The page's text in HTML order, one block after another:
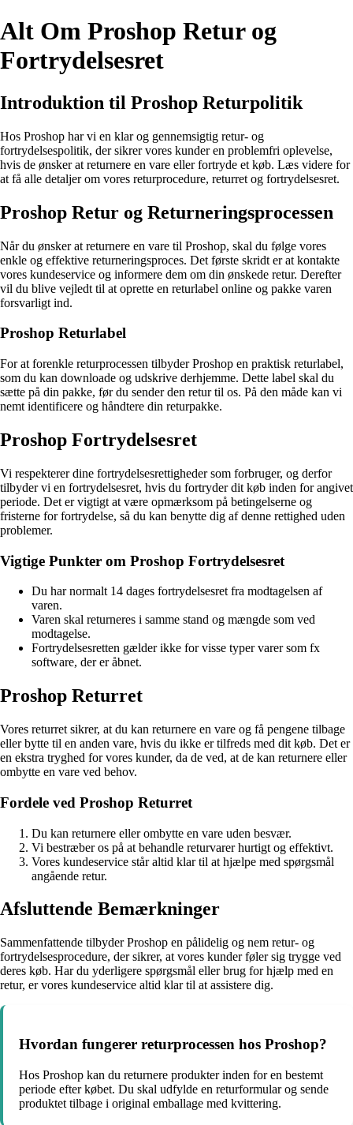
Alt Om Proshop Retur og
Fortrydelsesret
Introduktion til Proshop Returpolitik
Hos Proshop har vi en klar og gennemsigtig retur- og
fortrydelsespolitik, der sikrer vores kunder en problemfri oplevelse,
hvis de ønsker at returnere en vare eller fortryde et køb. Læs videre for
at få alle detaljer om vores returprocedure, returret og fortrydelsesret.
Proshop Retur og Returneringsprocessen
Når du ønsker at returnere en vare til Proshop, skal du følge vores
enkle og effektive returneringsproces. Det første skridt er at kontakte
vores kundeservice og informere dem om din ønskede retur. Derefter
vil du blive vejledt til at oprette en returlabel online og pakke varen
forsvarligt ind.
Proshop Returlabel
For at forenkle returprocessen tilbyder Proshop en praktisk returlabel,
som du kan downloade og udskrive derhjemme. Dette label skal du
sætte på din pakke, før du sender den retur til os. På den måde kan vi
nemt identificere og håndtere din returpakke.
Proshop Fortrydelsesret
Vi respekterer dine fortrydelsesrettigheder som forbruger, og derfor
tilbyder vi en fortrydelsesret, hvis du fortryder dit køb inden for angivet
periode. Det er vigtigt at være opmærksom på betingelserne og
fristerne for fortrydelse, så du kan benytte dig af denne rettighed uden
problemer.
Vigtige Punkter om Proshop Fortrydelsesret
Du har normalt 14 dages fortrydelsesret fra modtagelsen af
varen.
Varen skal returneres i samme stand og mængde som ved
modtagelse.
Fortrydelsesretten gælder ikke for visse typer varer som fx
software, der er åbnet.
Proshop Returret
Vores returret sikrer, at du kan returnere en vare og få pengene tilbage
eller bytte til en anden vare, hvis du ikke er tilfreds med dit køb. Det er
en ekstra tryghed for vores kunder, da de ved, at de kan returnere eller
ombytte en vare ved behov.
Fordele ved Proshop Returret
Du kan returnere eller ombytte en vare uden besvær.
Vi bestræber os på at behandle returvarer hurtigt og effektivt.
Vores kundeservice står altid klar til at hjælpe med spørgsmål
angående retur.
Afsluttende Bemærkninger
Sammenfattende tilbyder Proshop en pålidelig og nem retur- og
fortrydelsesprocedure, der sikrer, at vores kunder føler sig trygge ved
deres køb. Har du yderligere spørgsmål eller brug for hjælp med en
retur, er vores kundeservice altid klar til at assistere dig.
Hvordan fungerer returprocessen hos Proshop?
Hos Proshop kan du returnere produkter inden for en bestemt
periode efter købet. Du skal udfylde en returformular og sende
produktet tilbage i original emballage med kvittering.